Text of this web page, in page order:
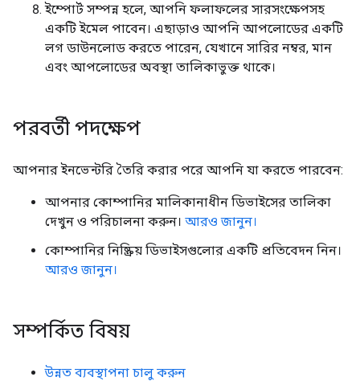
ইম্পোর্ট সম্পন্ন হলে, আপনি ফলাফলের সারসংক্ষেপসহ
একটি ইমেল পাবেন। এছাড়াও আপনি আপলোডের একটি
লগ ডাউনলোড করতে পারেন, যেখানে সারির নম্বর, মান
এবং আপলোডের অবস্থা তালিকাভুক্ত থাকে।
পরবর্তী পদক্ষেপ
আপনার ইনভেন্টরি তৈরি করার পরে আপনি যা করতে পারবেন:
আপনার কোম্পানির মালিকানাধীন ডিভাইসের তালিকা
দেখুন ও পরিচালনা করুন। আরও জানুন।
কোম্পানির নিষ্ক্রিয় ডিভাইসগুলোর একটি প্রতিবেদন নিন।
আরও জানুন।
সম্পর্কিত বিষয়
উন্নত ব্যবস্থাপনা চালু করুন